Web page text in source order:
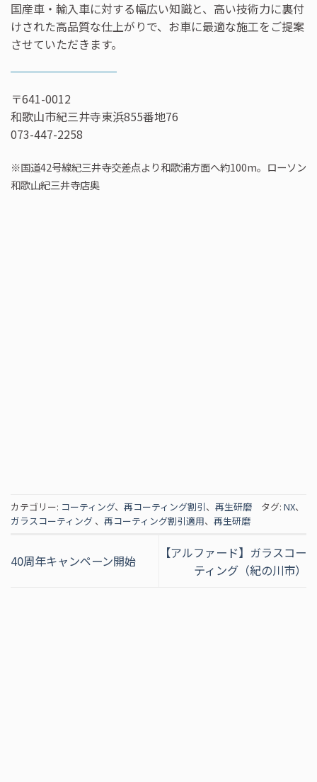
国産車・輸入車に対する幅広い知識と、高い技術力に裏付
けされた高品質な仕上がりで、お車に最適な施工をご提案
させていただきます。
〒641-0012
和歌山市紀三井寺東浜855番地76
073-447-2258
※国道42号線紀三井寺交差点より和歌浦方面へ約100m。ローソン
和歌山紀三井寺店奥
カテゴリー: コーティング、 再コーティング割引、 再生研磨 タグ: NX、
ガラスコーティング 、 再コーティング割引適用、 再生研磨
40周年キャンペーン開始
【アルファード】ガラスコー
ティング（紀の川市）